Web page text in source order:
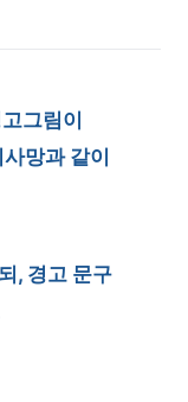
그림이
망과 같이
, 경고 문구